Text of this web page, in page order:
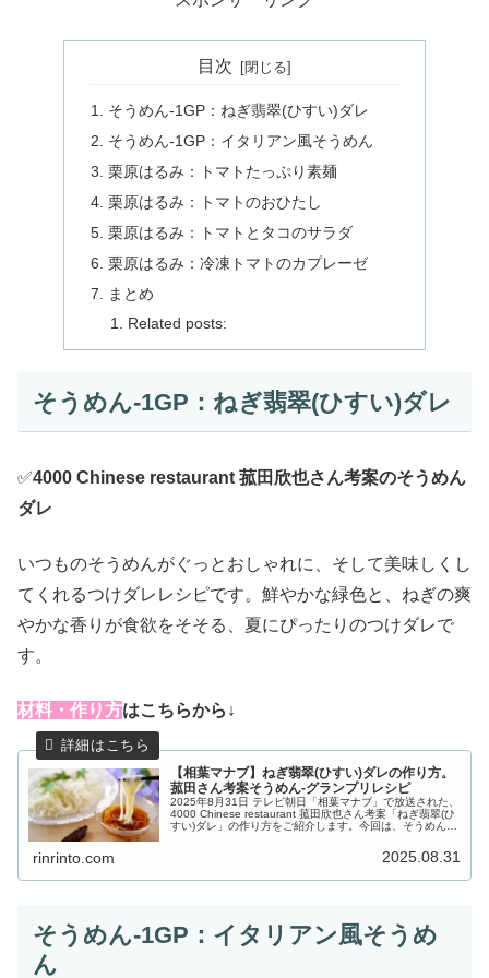
目次
そうめん-1GP：ねぎ翡翠(ひすい)ダレ
そうめん-1GP：イタリアン風そうめん
栗原はるみ：トマトたっぷり素麺
栗原はるみ：トマトのおひたし
栗原はるみ：トマトとタコのサラダ
栗原はるみ：冷凍トマトのカプレーゼ
まとめ
Related posts:
そうめん-1GP：ねぎ翡翠(ひすい)ダレ
✅4000 Chinese restaurant 菰田欣也さん考案のそうめん
ダレ
いつものそうめんがぐっとおしゃれに、そして美味しくし
てくれるつけダレレシピです。鮮やかな緑色と、ねぎの爽
やかな香りが食欲をそそる、夏にぴったりのつけダレで
す。
材料・作り方はこちらから↓
【相葉マナブ】ねぎ翡翠(ひすい)ダレの作り方。
菰田さん考案そうめん-グランプリレシピ
2025年8月31日 テレビ朝日「相葉マナブ」で放送された、
4000 Chinese restaurant 菰田欣也さん考案「ねぎ翡翠(ひ
すい)ダレ」の作り方をご紹介します。今回は、そうめん-1
rinrinto.com 2025.08.31
そうめん-1GP：イタリアン風そうめ
ん